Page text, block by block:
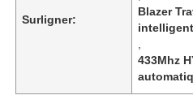
Surligner:
Blazer
433Mhz